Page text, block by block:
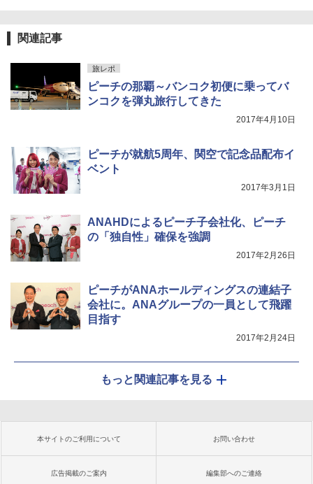
関連記事
旅レポ
ピーチの那覇～バンコク初便に乗ってバ
ンコクを弾丸旅行してきた
2017年4月10日
ピーチが就航5周年、関空で記念品配布イ
ベント
2017年3月1日
ANAHDによるピーチ子会社化、ピーチ
の「独自性」確保を強調
2017年2月26日
ピーチがANAホールディングスの連結子
会社に。ANAグループの一員として飛躍
目指す
2017年2月24日
もっと関連記事を見る
本サイトのご利用について お問い合わせ
広告掲載のご案内 編集部へのご連絡